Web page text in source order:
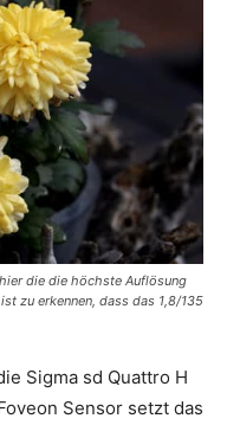
die die höchste Auflösung
zu erkennen, dass das 1,8/135
Sigma sd Quattro H
Sensor setzt das